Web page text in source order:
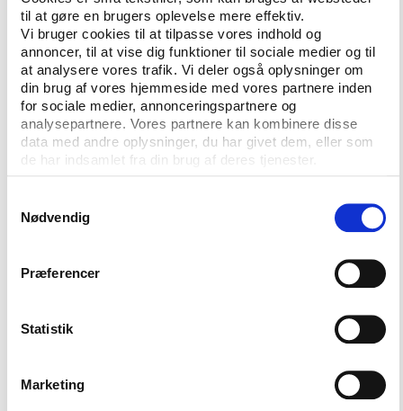
til at gøre en brugers oplevelse mere effektiv.
Vi bruger cookies til at tilpasse vores indhold og
annoncer, til at vise dig funktioner til sociale medier og til
at analysere vores trafik. Vi deler også oplysninger om
din brug af vores hjemmeside med vores partnere inden
for sociale medier, annonceringspartnere og
analysepartnere. Vores partnere kan kombinere disse
data med andre oplysninger, du har givet dem, eller som
de har indsamlet fra din brug af deres tjenester.
Nødvendig
Præferencer
Statistik
Marketing
voksenundervisningen og det øvrige børne- og
ungdomsarbejde mangler et tilsvarende center for
national og international viden. Og meget tyder på,
at forslaget bliver realiseret. Da rapporten blev
fremlagt på en konference den 2. november, gav
undervisningsminister Tina Nedergaard ifølge en
artikel på DGI’s hjemmeside tilsagn om 15 mio. kr.
anbefaler, etablere et nyt dialogforum.
Mindre justeringer
række mindre justeringer af betydning for idrætten:
udviklingspulje, der også skal kunne søges af
selvorganiserede grupper. Det ligner en